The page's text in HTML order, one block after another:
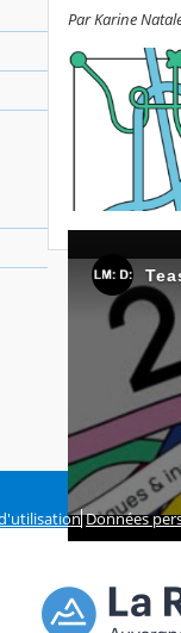
Par Karine
Données